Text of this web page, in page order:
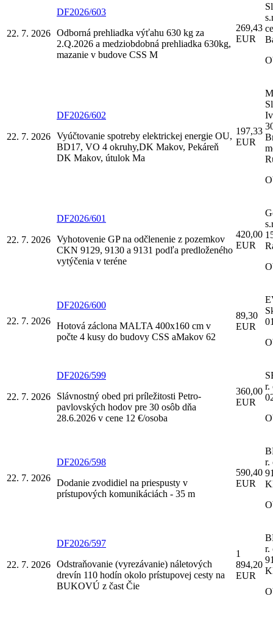
22. 7. 2026
DF2026/603
Odborná prehliadka výťahu 630 kg za
2.Q.2026 a medziobdobná prehliadka 630kg,
mazanie v budove CSS M
269,43
EUR
22. 7. 2026
DF2026/602
Vyúčtovanie spotreby elektrickej energie OU,
BD17, VO 4 okruhy,DK Makov, Pekáreň
DK Makov, útulok Ma
197,33
EUR
22. 7. 2026
DF2026/601
Vyhotovenie GP na odčlenenie z pozemkov
CKN 9129, 9130 a 9131 podľa predloženého
vytýčenia v teréne
420,00
EUR
22. 7. 2026
DF2026/600
Hotová záclona MALTA 400x160 cm v
počte 4 kusy do budovy CSS aMakov 62
89,30
EUR
22. 7. 2026
DF2026/599
Slávnostný obed pri príležitosti Petro-
pavlovských hodov pre 30 osôb dňa
28.6.2026 v cene 12 €/osoba
360,00
EUR
r.
22. 7. 2026
DF2026/598
Dodanie zvodidiel na priespusty v
prístupových komunikáciách - 35 m
590,40
EUR
r.
22. 7. 2026
DF2026/597
Odstraňovanie (vyrezávanie) náletových
drevín 110 hodín okolo prístupovej cesty na
BUKOVÚ z čast Čie
1
894,20
EUR
r.